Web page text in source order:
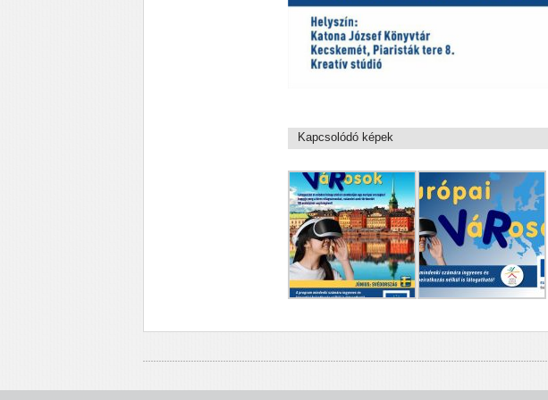
Kapcsolódó képek